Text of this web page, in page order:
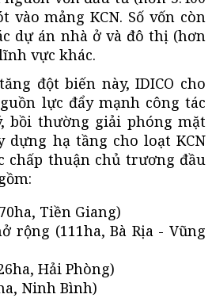
vào mảng KCN. Số vốn còn
dự án nhà ở và đô thị (hơn
vực khác.
đột biến này, IDICO cho
lực đẩy mạnh công tác
bồi thường giải phóng mặt
dựng hạ tầng cho loạt KCN
chấp thuận chủ trương đầu
Tiền Giang)
rộng (111ha, Bà Rịa - Vũng
Hải Phòng)
Ninh Bình)